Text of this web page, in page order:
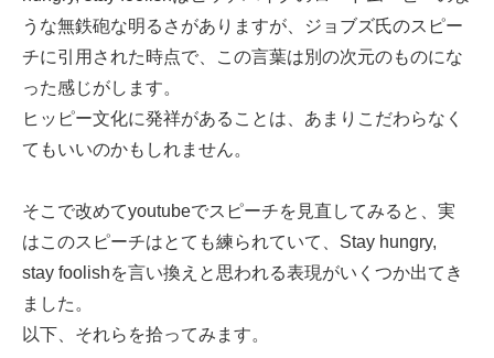
うな無鉄砲な明るさがありますが、ジョブズ氏のスピー
チに引用された時点で、この言葉は別の次元のものにな
った感じがします。
ヒッピー文化に発祥があることは、あまりこだわらなく
てもいいのかもしれません。
そこで改めてyoutubeでスピーチを見直してみると、実
はこのスピーチはとても練られていて、Stay hungry,
stay foolishを言い換えと思われる表現がいくつか出てき
ました。
以下、それらを拾ってみます。